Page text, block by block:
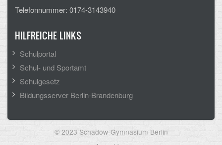
Telefonnummer: 0174-3143940
HILFREICHE LINKS
Schulportal
Schul- und Sportamt
Schulgesetz
Bildungsserver Berlin-Brandenburg
© 2023 Schadow-Gymnasium Berlin